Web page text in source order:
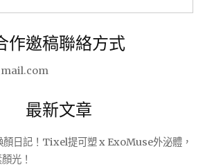
作邀稿聯絡方式
最新文章
顏日記！Tixel提可塑 x ExoMuse外泌體，
光！